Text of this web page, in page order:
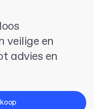
veilige en
advies en